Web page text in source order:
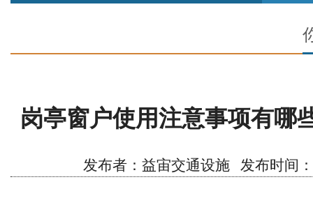
岗亭窗户使用注意事项有哪
发布者：益宙交通设施 发布时间：